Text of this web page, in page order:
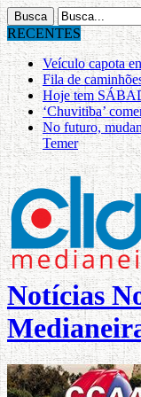
RECENTES
Veículo capota
Fila de
Hoje tem
‘Chuvitiba’
No futuro,
Temer
Notícias